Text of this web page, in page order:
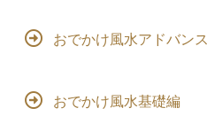
おでかけ風水アドバンス
おでかけ風水基礎編